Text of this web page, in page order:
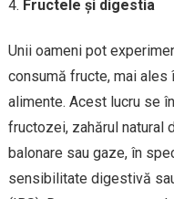
Fructele și digestia
Unii oameni pot
consumă fructe, mai ales
alimente. Acest lucru se
fructozei, zahărul natural
balonare sau gaze, în
sensibilitate digestivă